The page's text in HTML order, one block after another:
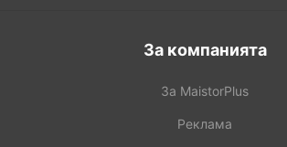
За компанията
За MaistorPlus
Реклама